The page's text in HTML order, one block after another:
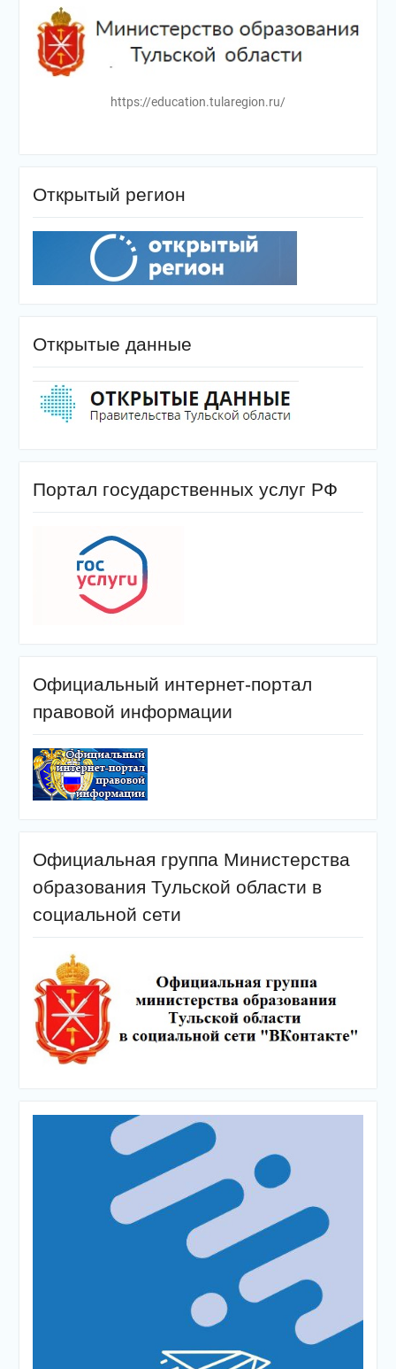
https://education.tularegion.ru/
Открытый регион
Открытые данные
Портал государственных услуг РФ
Официальный интернет-портал
правовой информации
Официальная группа Министерства
образования Тульской области в
социальной сети